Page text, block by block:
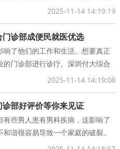
2025-11-14 14:19:19
诊部成便民就医优选
了他们的工作和生活。想要真正
门诊部进行诊疗。深圳付大综合
诊断和治疗，并2025-11-14 14:19:08
部好评价等你来见证
些男人患有男科疾病，这影响了
谐很容易导致一个家庭的破裂。